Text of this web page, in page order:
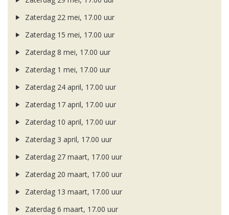
Zaterdag 22 mei, 17.00 uur
Zaterdag 15 mei, 17.00 uur
Zaterdag 8 mei, 17.00 uur
Zaterdag 1 mei, 17.00 uur
Zaterdag 24 april, 17.00 uur
Zaterdag 17 april, 17.00 uur
Zaterdag 10 april, 17.00 uur
Zaterdag 3 april, 17.00 uur
Zaterdag 27 maart, 17.00 uur
Zaterdag 20 maart, 17.00 uur
Zaterdag 13 maart, 17.00 uur
Zaterdag 6 maart, 17.00 uur